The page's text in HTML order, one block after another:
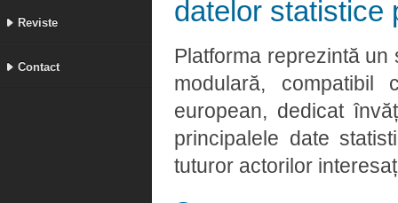
Reviste
Contact
datelor statistice
Platforma reprezintă
modulară,
european, dedicat
principalele date
tuturor actorilor